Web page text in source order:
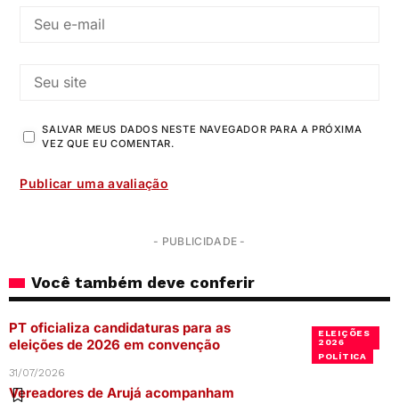
SALVAR MEUS DADOS NESTE NAVEGADOR PARA A PRÓXIMA
VEZ QUE EU COMENTAR.
- PUBLICIDADE -
Você também deve conferir
ELEIÇÕES
2026
POLÍTICA
PT oficializa candidaturas para as
eleições de 2026 em convenção
31/07/2026
Vereadores de Arujá acompanham